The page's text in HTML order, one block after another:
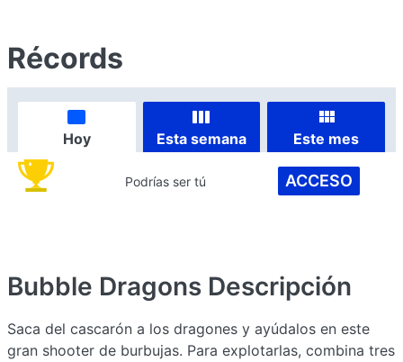
Récords
Hoy Esta semana Este mes
Podrías ser tú ACCESO
Bubble Dragons Descripción
Saca del cascarón a los dragones y ayúdalos en este
gran shooter de burbujas. Para explotarlas, combina tres